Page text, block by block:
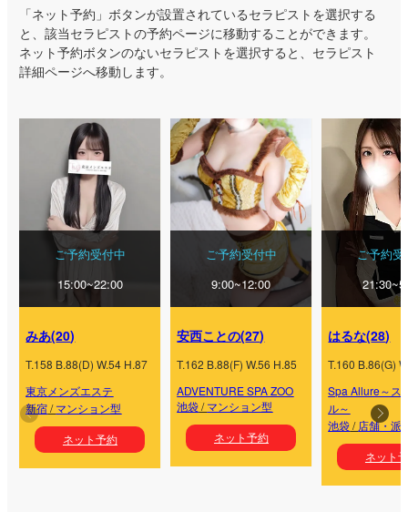
「ネット予約」ボタンが設置されているセラピストを選択する
と、該当セラピストの予約ページに移動することができます。
ネット予約ボタンのないセラピストを選択すると、セラピスト
詳細ページへ移動します。
ご予約受付中
15:00~22:00
みあ(20)
T.158 B.88(D) W.54 H.87
東京メンズエステ
新宿/マンション型
ネット予約
ご予約受付中
9:00~12:00
安西ことの(27)
T.162 B.88(F) W.56 H.85
ADVENTURE SPA ZOO
池袋/マンション型
ネット予約
ご予約受
はるな(28)
T.160 B.86(G)
Spa Allure～ス
ル～
池袋/ 店舗・派
ネット